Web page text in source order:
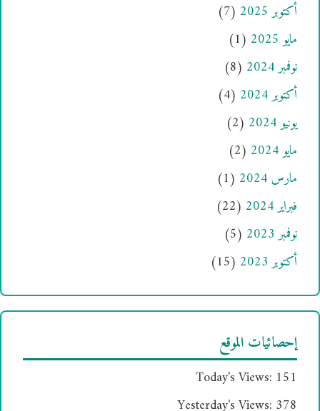
أكتوبر 2025
(7)
مايو 2025
(1)
نوفمبر 2024
(8)
أكتوبر 2024
(4)
يونيو 2024
(2)
مايو 2024
(2)
مارس 2024
(1)
فبراير 2024
(22)
نوفمبر 2023
(5)
أكتوبر 2023
(15)
إحصائيات الموقع
Today's Views: 151
Yesterday's Views: 378